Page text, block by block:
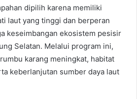
dipilih karena memiliki
laut yang tinggi dan berperan
keseimbangan ekosistem pesisir
Selatan. Melalui program ini,
karang meningkat, habitat
keberlanjutan sumber daya laut